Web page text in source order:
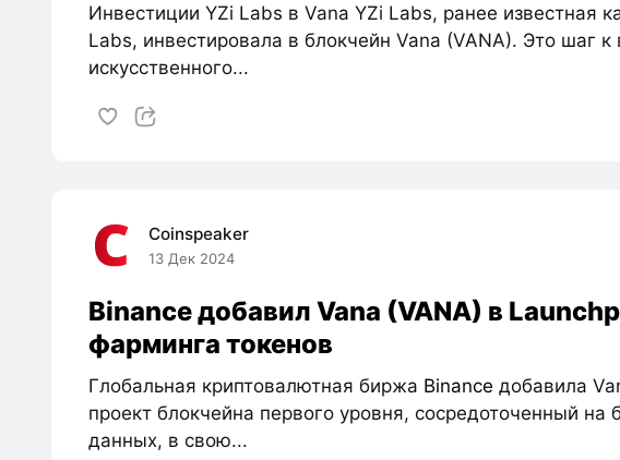
Инвестиции YZi Labs в Vana YZi Labs, ранее известная
Labs, инвестировала в блокчейн Vana (VANA). Это шаг
искусственного...
Coinspeaker
13 Дек 2024
Binance добавил Vana (VANA) в
фарминга токенов
Глобальная криптовалютная биржа Binance добавила
проект блокчейна первого уровня, сосредоточенный на
данных, в свою...